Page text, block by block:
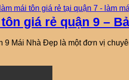
giá rẻ quận 9 –
9 Mái Nhà Đẹp là một đơn vị